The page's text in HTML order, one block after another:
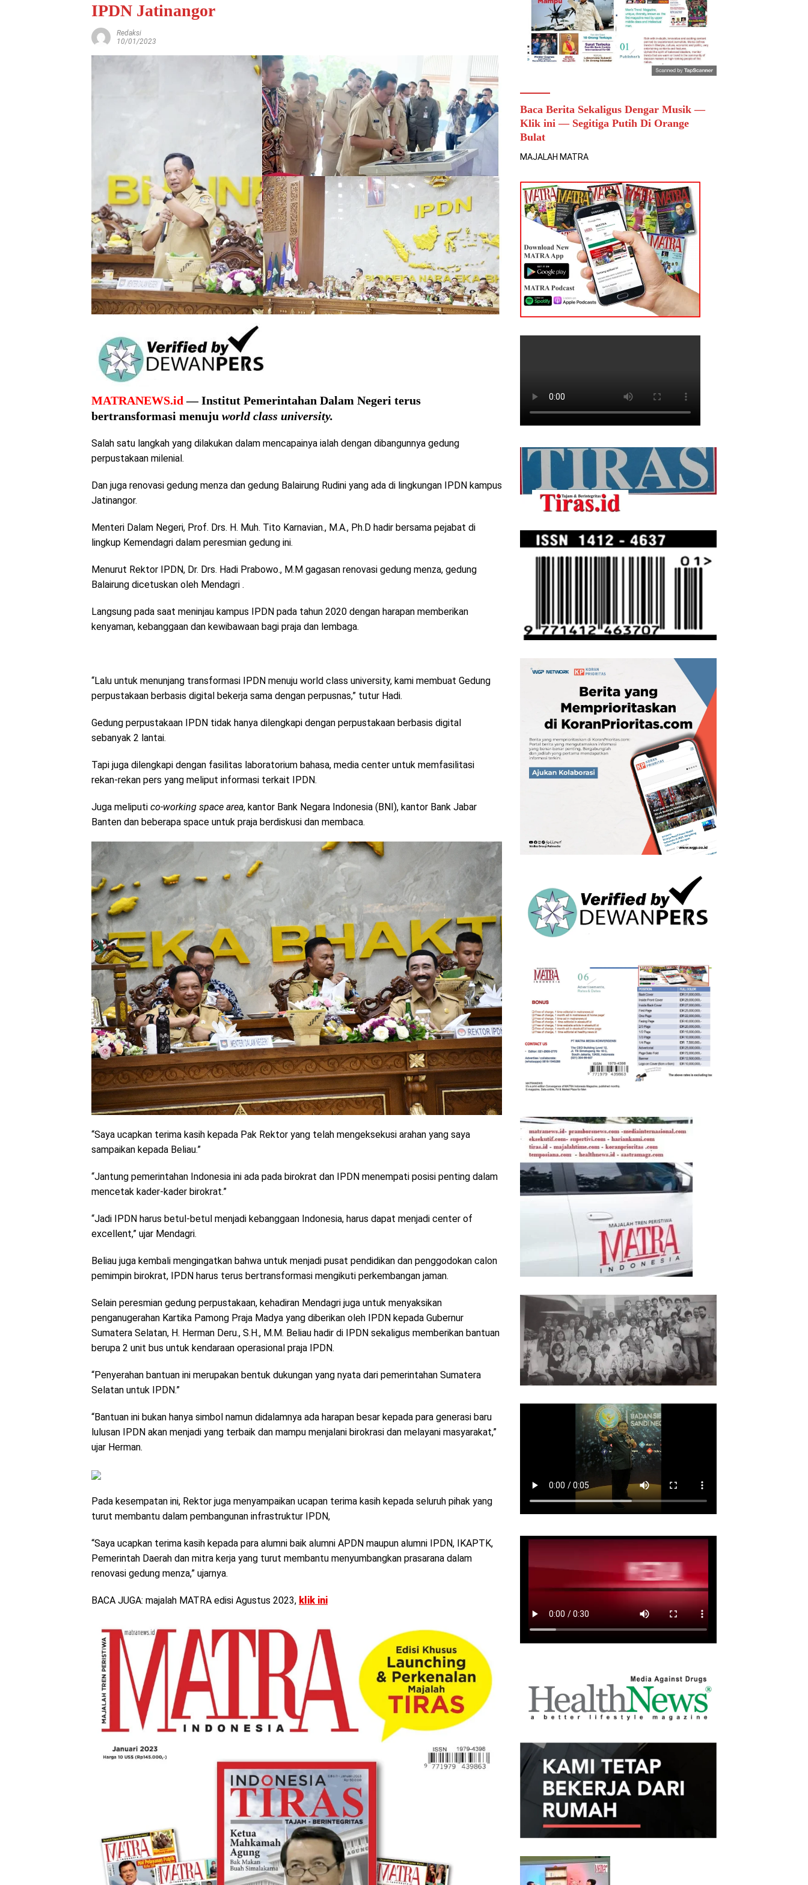
IPDN Jatinangor
Redaksi
10/01/2023
MATRANEWS.id— Institut Pemerintahan Dalam Negeri terus
bertransformasi menuju world class university.
Salah satu langkah yang dilakukan dalam mencapainya ialah dengan dibangunnya gedung
perpustakaan milenial.
Dan juga renovasi gedung menza dan gedung Balairung Rudini yang ada di lingkungan IPDN kampus
Jatinangor.
Menteri Dalam Negeri, Prof. Drs. H. Muh. Tito Karnavian., M.A., Ph.D hadir bersama pejabat di
lingkup Kemendagri dalam peresmian gedung ini.
Menurut Rektor IPDN, Dr. Drs. Hadi Prabowo., M.M gagasan renovasi gedung menza, gedung
Balairung dicetuskan oleh Mendagri .
Langsung pada saat meninjau kampus IPDN pada tahun 2020 dengan harapan memberikan
kenyaman, kebanggaan dan kewibawaan bagi praja dan lembaga.
“Lalu untuk menunjang transformasi IPDN menuju world class university, kami membuat Gedung
perpustakaan berbasis digital bekerja sama dengan perpusnas,” tutur Hadi.
Gedung perpustakaan IPDN tidak hanya dilengkapi dengan perpustakaan berbasis digital
sebanyak 2 lantai.
Tapi juga dilengkapi dengan fasilitas laboratorium bahasa, media center untuk memfasilitasi
rekan-rekan pers yang meliput informasi terkait IPDN.
Juga meliputi co-working space area, kantor Bank Negara Indonesia (BNI), kantor Bank Jabar
Banten dan beberapa space untuk praja berdiskusi dan membaca.
“Saya ucapkan terima kasih kepada Pak Rektor yang telah mengeksekusi arahan yang saya
sampaikan kepada Beliau.”
“Jantung pemerintahan Indonesia ini ada pada birokrat dan IPDN menempati posisi penting dalam
mencetak kader-kader birokrat.”
“Jadi IPDN harus betul-betul menjadi kebanggaan Indonesia, harus dapat menjadi center of
excellent,” ujar Mendagri.
Beliau juga kembali mengingatkan bahwa untuk menjadi pusat pendidikan dan penggodokan calon
pemimpin birokrat, IPDN harus terus bertransformasi mengikuti perkembangan jaman.
Selain peresmian gedung perpustakaan, kehadiran Mendagri juga untuk menyaksikan
penganugerahan Kartika Pamong Praja Madya yang diberikan oleh IPDN kepada Gubernur
Sumatera Selatan, H. Herman Deru., S.H., M.M. Beliau hadir di IPDN sekaligus memberikan bantuan
berupa 2 unit bus untuk kendaraan operasional praja IPDN.
“Penyerahan bantuan ini merupakan bentuk dukungan yang nyata dari pemerintahan Sumatera
Selatan untuk IPDN.”
“Bantuan ini bukan hanya simbol namun didalamnya ada harapan besar kepada para generasi baru
lulusan IPDN akan menjadi yang terbaik dan mampu menjalani birokrasi dan melayani masyarakat,”
ujar Herman.
Pada kesempatan ini, Rektor juga menyampaikan ucapan terima kasih kepada seluruh pihak yang
turut membantu dalam pembangunan infrastruktur IPDN,
“Saya ucapkan terima kasih kepada para alumni baik alumni APDN maupun alumni IPDN, IKAPTK,
Pemerintah Daerah dan mitra kerja yang turut membantu menyumbangkan prasarana dalam
renovasi gedung menza,” ujarnya.
BACA JUGA: majalah MATRA edisi Agustus 2023, klik ini
Baca Berita Sekaligus Dengar Musik —
Klik ini — Segitiga Putih Di Orange
Bulat
MAJALAH MATRA